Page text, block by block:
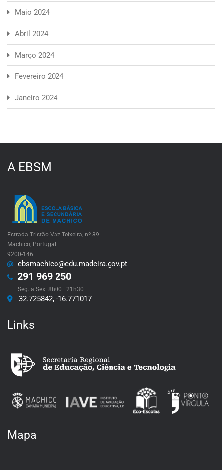
Maio 2024
Abril 2024
Março 2024
Fevereiro 2024
Janeiro 2024
A EBSM
Estrada Tristão Vaz Teixeira, nº 39.
Machico, Portugal
9200-146
ebsmachico@edu.madeira.gov.pt
291 969 250
Seg. a Sex. 8h00 | 21h30
32.725842, -16.771017
Links
Mapa